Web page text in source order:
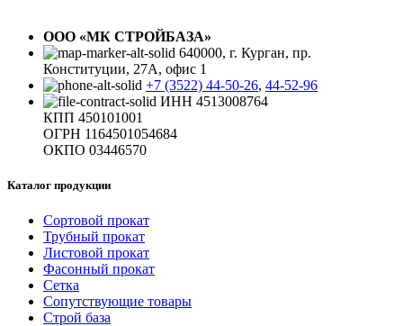
ООО «МК СТРОЙБАЗА»
640000, г. Курган, пр.
Конституции, 27А, офис 1
+7 (3522) 44-50-26, 44-52-96
ИНН 4513008764
КПП 450101001
ОГРН 1164501054684
ОКПО 03446570
Каталог продукции
Сортовой прокат
Трубный прокат
Листовой прокат
Фасонный прокат
Сетка
Сопутствующие товары
Строй база